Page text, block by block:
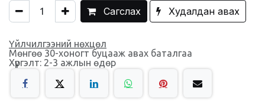
Сагслах Худалдан авах
Үйлчилгээний нөхцөл
Мөнгөө 30-хоногт буцааж авах баталгаа
Хүргэлт: 2-3 ажлын өдөр